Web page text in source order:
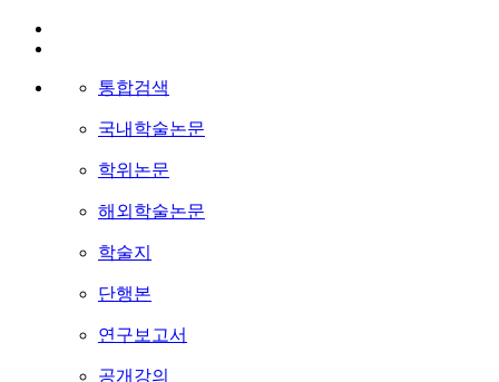
통합검색
국내학술논문
학위논문
해외학술논문
학술지
단행본
연구보고서
공개강의